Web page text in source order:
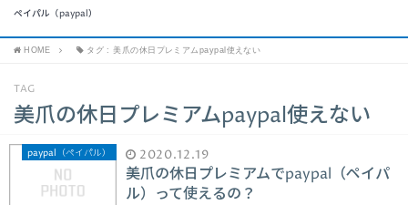
ペイパル（paypal）
HOME タグ : 美爪の休日プレミアムpaypal使えない
TAG
美爪の休日プレミアムpaypal使えない
paypal（ペイパル） 2020.12.19
美爪の休日プレミアムでpaypal（ペイパ
ル）って使えるの？